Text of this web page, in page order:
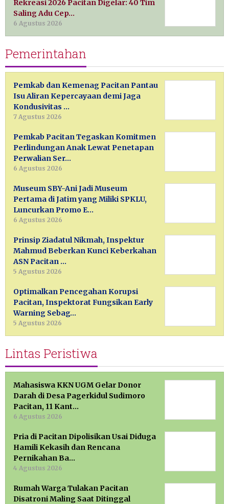
Rekreasi 2026 Pacitan Digelar: 40 Tim
Saling Adu Cep…
6 Agustus 2026
Pemerintahan
Pemkab dan Kemenag Pacitan Pantau
Isu Aliran Kepercayaan demi Jaga
Kondusivitas …
7 Agustus 2026
Pemkab Pacitan Tegaskan Komitmen
Perlindungan Anak Lewat Penetapan
Perwalian Ser…
6 Agustus 2026
Museum SBY-Ani Jadi Museum
Pertama di Jatim yang Miliki SPKLU,
Luncurkan Promo E…
6 Agustus 2026
Prinsip Ziadatul Nikmah, Inspektur
Mahmud Beberkan Kunci Keberkahan
ASN Pacitan …
5 Agustus 2026
Optimalkan Pencegahan Korupsi
Pacitan, Inspektorat Fungsikan Early
Warning Sebag…
5 Agustus 2026
Lintas Peristiwa
Mahasiswa KKN UGM Gelar Donor
Darah di Desa Pagerkidul Sudimoro
Pacitan, 11 Kant…
6 Agustus 2026
Pria di Pacitan Dipolisikan Usai Diduga
Hamili Kekasih dan Rencana
Pernikahan Ba…
4 Agustus 2026
Rumah Warga Tulakan Pacitan
Disatroni Maling Saat Ditinggal